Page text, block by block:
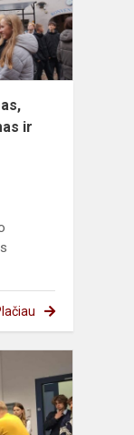
mąstymo
ugdymas
ir
ir
fizikos
pasaulis
atsiveria